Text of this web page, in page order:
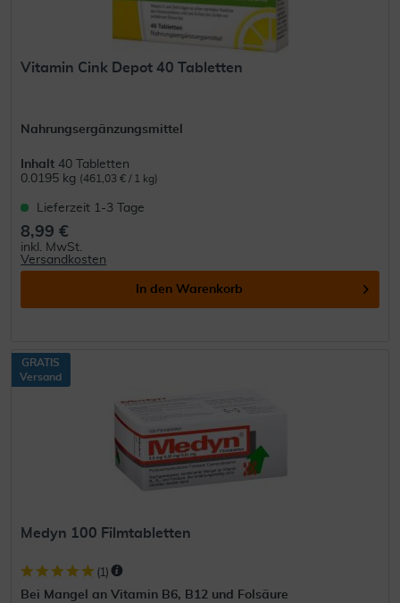
Vitamin Cink Depot 40 Tabletten
Nahrungsergänzungsmittel
Inhalt 40 Tabletten
0.0195 kg (461,03 € / 1 kg)
Lieferzeit 1-3 Tage
8,99 €
inkl. MwSt.
Versandkosten
In den Warenkorb
GRATIS
Versand
Medyn 100 Filmtabletten
(1)
Bei Mangel an Vitamin B6, B12 und Folsäure